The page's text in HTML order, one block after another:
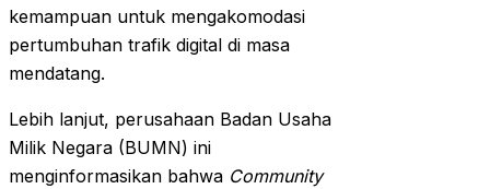
kemampuan untuk mengakomodasi
pertumbuhan trafik digital di masa
mendatang.
Lebih lanjut, perusahaan Badan Usaha
Milik Negara (BUMN) ini
menginformasikan bahwa Community